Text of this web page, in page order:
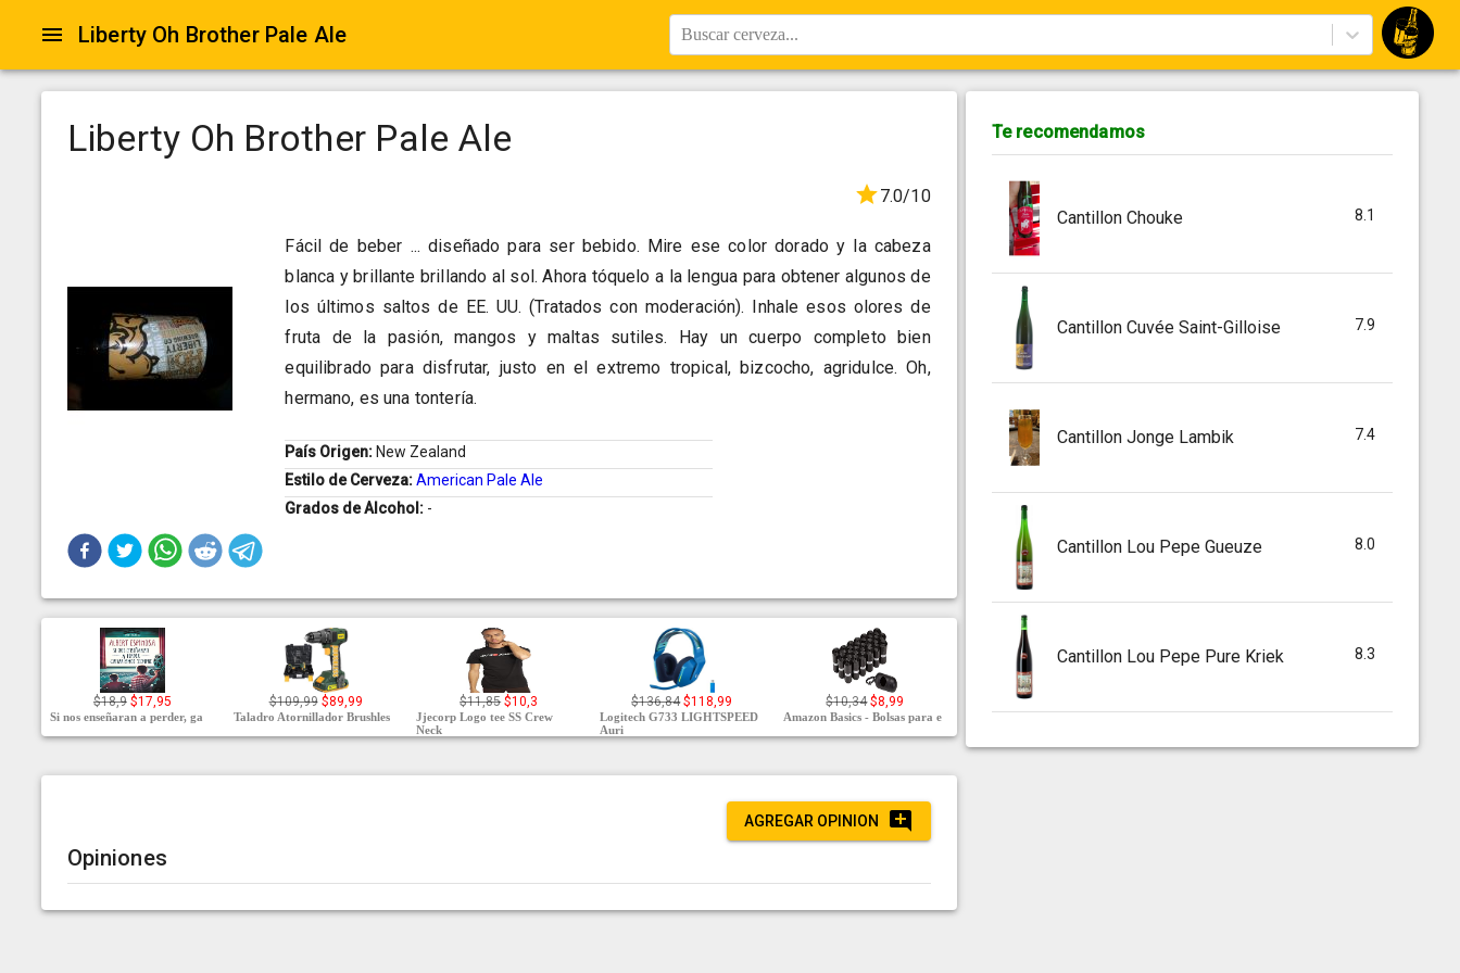
Liberty Oh Brother Pale Ale Buscar cerveza...
Liberty Oh Brother Pale Ale
7.0/10
Fácil de beber ... diseñado para ser bebido. Mire ese color dorado y la cabeza
blanca y brillante brillando al sol. Ahora tóquelo a la lengua para obtener algunos de
los últimos saltos de EE. UU. (Tratados con moderación). Inhale esos olores de
fruta de la pasión, mangos y maltas sutiles. Hay un cuerpo completo bien
equilibrado para disfrutar, justo en el extremo tropical, bizcocho, agridulce. Oh,
hermano, es una tontería.
País Origen: New Zealand
Estilo de Cerveza:American Pale Ale
Grados de Alcohol: -
$18,9 $17,95
Si nos enseñaran a perder, ga
$109,99 $89,99
Taladro Atornillador Brushles
$11,85 $10,3
Jjecorp Logo tee SS Crew
Neck
$136,84 $118,99
Logitech G733 LIGHTSPEED
Auri
$10,34 $8,99
Amazon Basics - Bolsas para e
AGREGAR OPINION
Opiniones
Te recomendamos
Cantillon Chouke 8.1
Cantillon Cuvée Saint-Gilloise 7.9
Cantillon Jonge Lambik 7.4
Cantillon Lou Pepe Gueuze 8.0
Cantillon Lou Pepe Pure Kriek 8.3